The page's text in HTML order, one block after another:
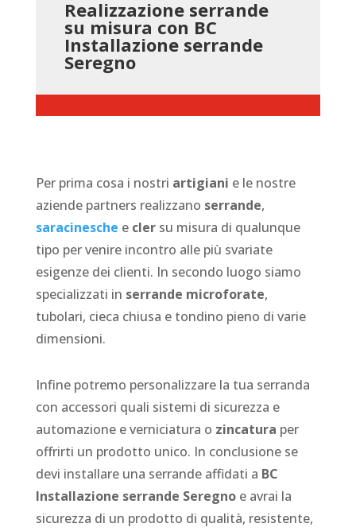
Realizzazione serrande
su misura con BC
Installazione serrande
Seregno
Per prima cosa i nostri artigiani e le nostre
aziende partners realizzano serrande,
saracinesche e clersu misura di qualunque
tipo per venire incontro alle più svariate
esigenze dei clienti. In secondo luogo siamo
specializzati in serrande microforate,
tubolari, cieca chiusa e tondino pieno di varie
dimensioni.
Infine potremo personalizzare la tua serranda
con accessori quali sistemi di sicurezza e
automazione e verniciatura o zincatura per
offrirti un prodotto unico. In conclusione se
devi installare una serrande affidati a BC
Installazione serrande Seregnoe avrai la
sicurezza di un prodotto di qualità, resistente,